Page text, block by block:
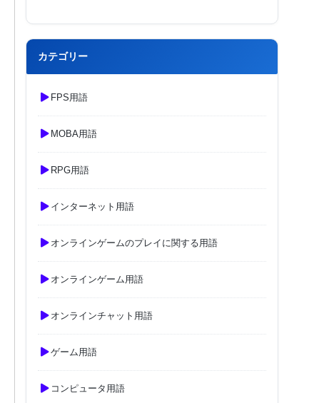
カテゴリー
FPS用語
MOBA用語
RPG用語
インターネット用語
オンラインゲームのプレイに関する用語
オンラインゲーム用語
オンラインチャット用語
ゲーム用語
コンピュータ用語